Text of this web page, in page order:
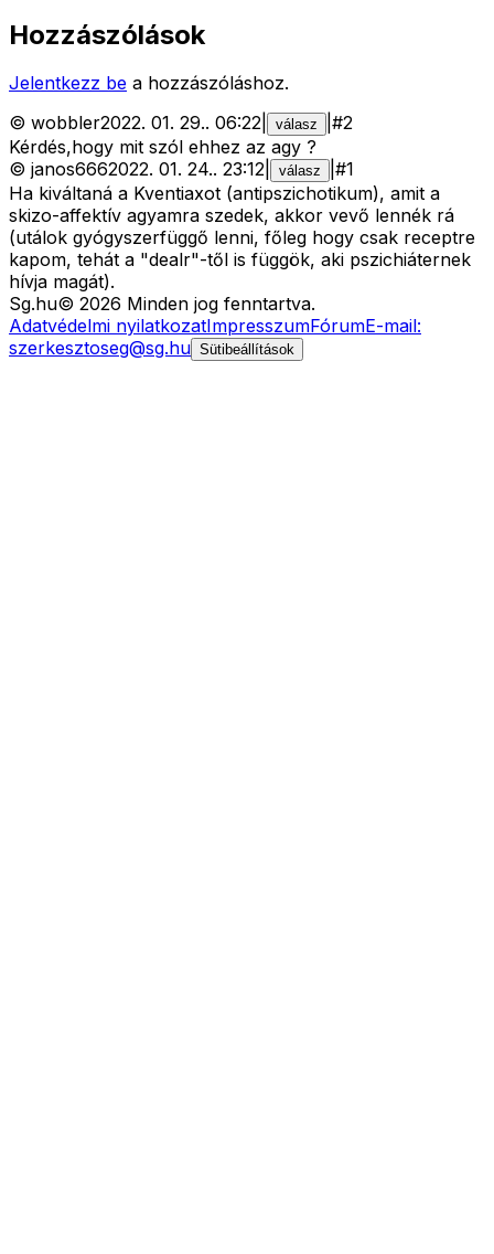
Hozzászólások
Jelentkezz be a hozzászóláshoz.
© wobbler2022. 01. 29.. 06:22 válasz #2
Kérdés,hogy mit szól ehhez az agy ?
© janos6662022. 01. 24.. 23:12 válasz #1
Ha kiváltaná a Kventiaxot (antipszichotikum), amit a
skizo-affektív agyamra szedek, akkor vevő lennék rá
(utálok gyógyszerfüggő lenni, főleg hogy csak receptre
kapom, tehát a "dealr"-től is függök, aki pszichiáternek
hívja magát).
Sg.hu© 2026 Minden jog fenntartva.
Adatvédelmi nyilatkozatImpresszumFórumE-mail:
szerkesztoseg@sg.hu Sütibeállítások